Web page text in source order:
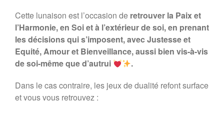
Cette lunaison est l’occasion de retrouver la Paix et
l’Harmonie, en Soi et à l’extérieur de soi, en prenant
les décisions qui s’imposent, avec Justesse et
Equité, Amour et Bienveillance, aussi bien vis-à-vis
de soi-même que d’autrui
.
Dans le cas contraire, les jeux de dualité refont surface
et vous vous retrouvez :